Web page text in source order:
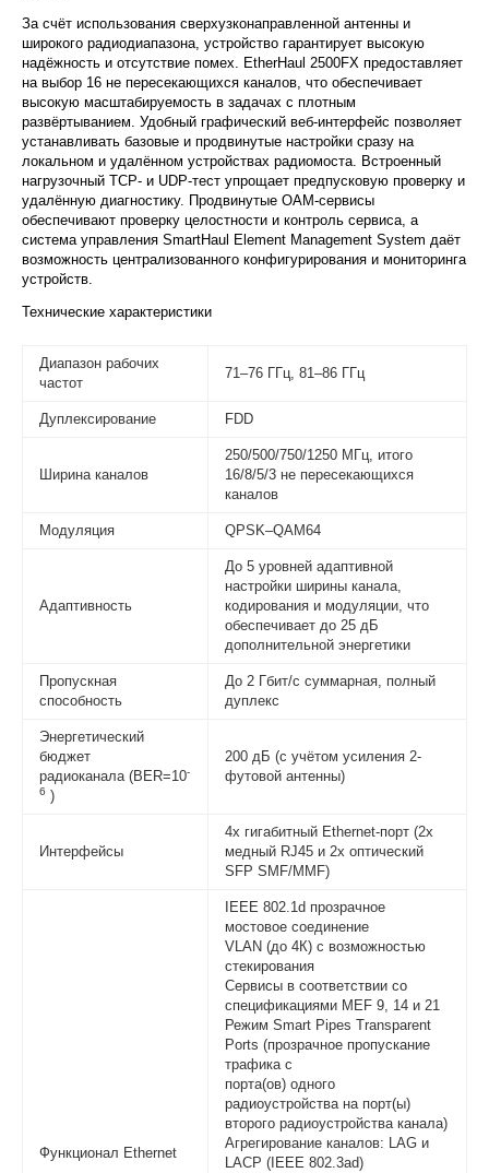
За счёт использования сверхузконаправленной антенны и
широкого радиодиапазона, устройство гарантирует высокую
надёжность и отсутствие помех. EtherHaul 2500FX предоставляет
на выбор 16 не пересекающихся каналов, что обеспечивает
высокую масштабируемость в задачах с плотным
развёртыванием. Удобный графический веб-интерфейс позволяет
устанавливать базовые и продвинутые настройки сразу на
локальном и удалённом устройствах радиомоста. Встроенный
нагрузочный TCP- и UDP-тест упрощает предпусковую проверку и
удалённую диагностику. Продвинутые OAM-сервисы
обеспечивают проверку целостности и контроль сервиса, а
система управления SmartHaul Element Management System даёт
возможность централизованного конфигурирования и мониторинга
устройств.
Технические характеристики
Диапазон рабочих
частот
71–76 ГГц, 81–86 ГГц
Дуплексирование FDD
Ширина каналов
250/500/750/1250 МГц, итого
16/8/5/3 не пересекающихся
каналов
Модуляция QPSK–QAM64
Адаптивность
До 5 уровней адаптивной
настройки ширины канала,
кодирования и модуляции, что
обеспечивает до 25 дБ
дополнительной энергетики
Пропускная
способность
До 2 Гбит/с суммарная, полный
дуплекс
Энергетический
бюджет
радиоканала (BER=10-
6 )
200 дБ (с учётом усиления 2-
футовой антенны)
Интерфейсы
4x гигабитный Ethernet-порт (2x
медный RJ45 и 2x оптический
SFP SMF/MMF)
Функционал Ethernet
IEEE 802.1d прозрачное
мостовое соединение
VLAN (до 4К) с возможностью
стекирования
Сервисы в соответствии со
спецификациями MEF 9, 14 и 21
Режим Smart Pipes Transparent
Ports (прозрачное пропускание
трафика с
порта(ов) одного
радиоустройства на порт(ы)
второго радиоустройства канала)
Агрегирование каналов: LAG и
LACP (IEEE 802.3ad)